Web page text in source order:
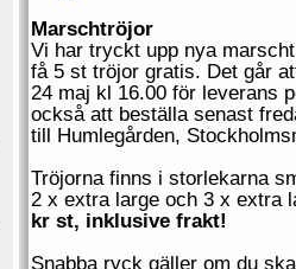
Marschtröjor
Vi har tryckt upp nya
få 5 st tröjor gratis. Det går
24 maj kl 16.00 för leverans
också att beställa senast
till Humlegården,
Tröjorna finns i storlekarna
2 x extra large och 3 x extra
kr st, inklusive frakt!
Snabba ryck gäller om du